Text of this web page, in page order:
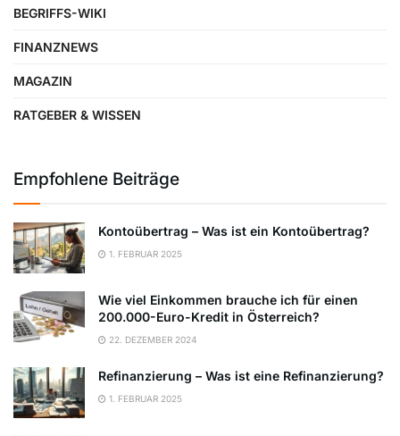
BEGRIFFS-WIKI
FINANZNEWS
MAGAZIN
RATGEBER & WISSEN
Empfohlene Beiträge
Kontoübertrag – Was ist ein Kontoübertrag?
1. FEBRUAR 2025
Wie viel Einkommen brauche ich für einen
200.000-Euro-Kredit in Österreich?
22. DEZEMBER 2024
Refinanzierung – Was ist eine Refinanzierung?
1. FEBRUAR 2025